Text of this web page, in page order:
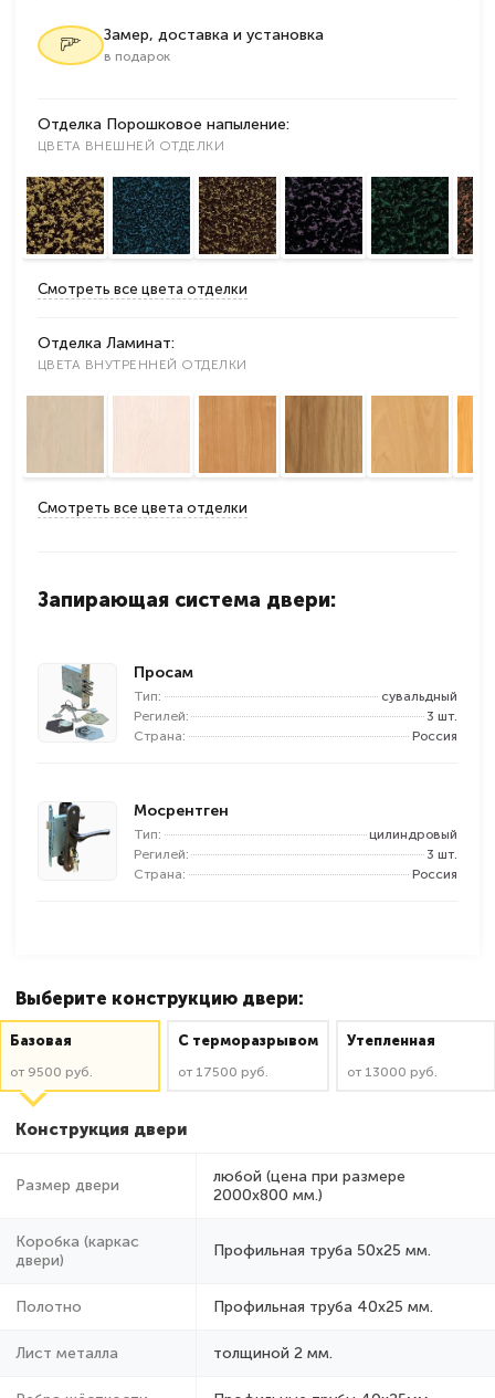
Замер, доставка и установка
в подарок
Отделка Порошковое напыление:
ЦВЕТА ВНЕШНЕЙ ОТДЕЛКИ
Смотреть все цвета отделки
Отделка Ламинат:
ЦВЕТА ВНУТРЕННЕЙ ОТДЕЛКИ
Смотреть все цвета отделки
Запирающая система двери:
Просам
Тип:
сувальдный
Регилей:
3 шт.
Страна:
Россия
Мосрентген
Тип:
цилиндровый
Регилей:
3 шт.
Страна:
Россия
Выберите конструкцию двери:
Базовая
от 9500 руб.
C терморазрывом
от 17500 руб.
Утепленная
от 13000 руб.
Конструкция двери
Размер двери
любой (цена при размере
2000x800 мм.)
Коробка (каркас
двери)
Профильная труба 50х25 мм.
Полотно Профильная труба 40х25 мм.
Лист металла толщиной 2 мм.